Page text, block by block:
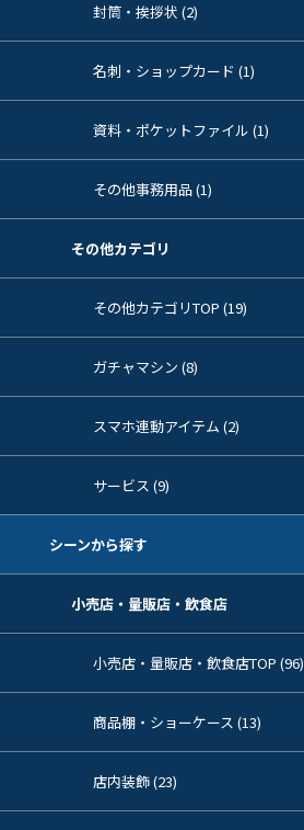
封筒・挨拶状 (2)
名刺・ショップカード (1)
資料・ポケットファイル (1)
その他事務用品 (1)
その他カテゴリ
その他カテゴリTOP (19)
ガチャマシン (8)
スマホ連動アイテム (2)
サービス (9)
シーンから探す
小売店・量販店・飲食店
小売店・量販店・飲食店TOP (96)
商品棚・ショーケース (13)
店内装飾 (23)